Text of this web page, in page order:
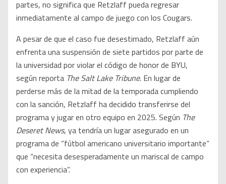
partes, no significa que Retzlaff pueda regresar
inmediatamente al campo de juego con los Cougars.
A pesar de que el caso fue desestimado, Retzlaff aún
enfrenta una suspensión de siete partidos por parte de
la universidad por violar el código de honor de BYU,
según reporta The Salt Lake Tribune. En lugar de
perderse más de la mitad de la temporada cumpliendo
con la sanción, Retzlaff ha decidido transferirse del
programa y jugar en otro equipo en 2025. Según The
Deseret News, ya tendría un lugar asegurado en un
programa de “fútbol americano universitario importante”
que “necesita desesperadamente un mariscal de campo
con experiencia”.